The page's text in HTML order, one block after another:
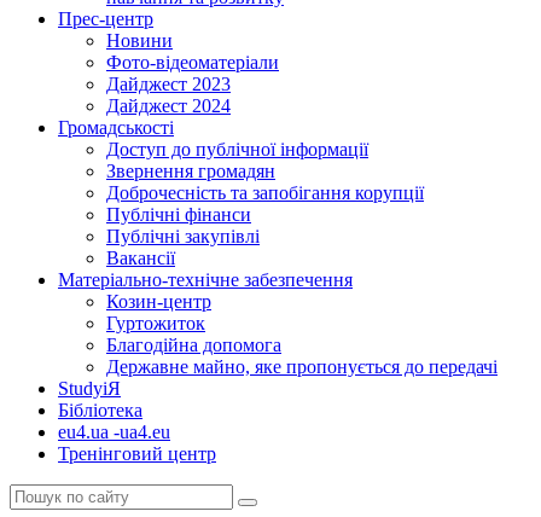
Прес-центр
Новини
Фото-відеоматеріали
Дайджест 2023
Дайджест 2024
Громадськості
Доступ до публічної інформації
Звернення громадян
Доброчесність та запобігання корупції
Публічні фінанси
Публічні закупівлі
Вакансії
Матеріально-технічне забезпечення
Козин-центр
Гуртожиток
Благодійна допомога
Державне майно, яке пропонується до передачі
StudyіЯ
Бібліотека
eu4.ua -ua4.eu
Тренінговий центр